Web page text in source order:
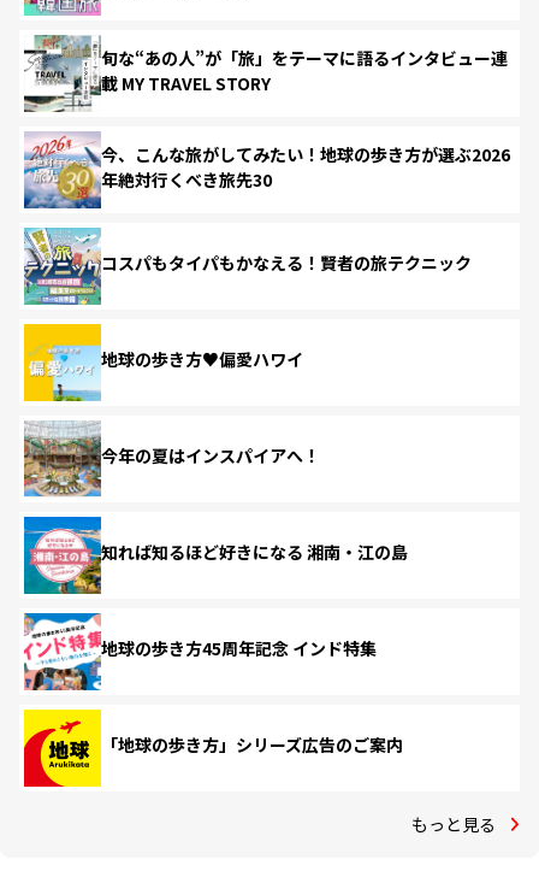
旬な“あの人”が「旅」をテーマに語るインタビュー連
載 MY TRAVEL STORY
今、こんな旅がしてみたい！地球の歩き方が選ぶ2026
年絶対行くべき旅先30
コスパもタイパもかなえる！賢者の旅テクニック
地球の歩き方♥偏愛ハワイ
今年の夏はインスパイアへ！
知れば知るほど好きになる 湘南・江の島
地球の歩き方45周年記念 インド特集
「地球の歩き方」シリーズ広告のご案内
もっと見る